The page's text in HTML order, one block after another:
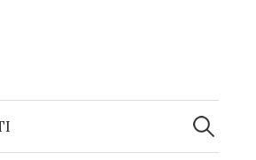
Ricerca
per: